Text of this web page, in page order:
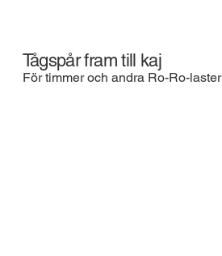
Tågspår fram till kaj
För timmer och andra Ro-Ro-laster